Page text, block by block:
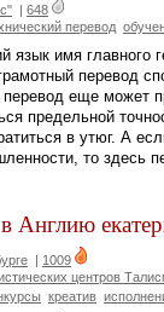
| 648
перевод
язык имя главного
перевод
еще может
предельной
в утюг. А
то здесь
Англию
| 1009
центров
креатив